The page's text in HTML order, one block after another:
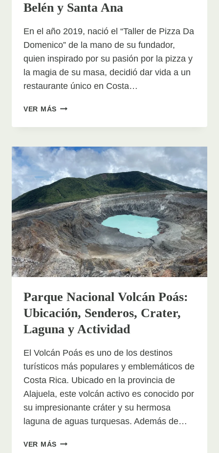
Belén y Santa Ana
En el año 2019, nació el “Taller de Pizza Da
Domenico” de la mano de su fundador,
quien inspirado por su pasión por la pizza y
la magia de su masa, decidió dar vida a un
restaurante único en Costa…
VER MÁS TALLER
PIZZA
DOMENICO:
AUTENTICA
PIZZA
ITALIANA
EN
BELÉN
Y
SANTA
ANA
Parque Nacional Volcán Poás:
Ubicación, Senderos, Crater,
Laguna y Actividad
El Volcán Poás es uno de los destinos
turísticos más populares y emblemáticos de
Costa Rica. Ubicado en la provincia de
Alajuela, este volcán activo es conocido por
su impresionante cráter y su hermosa
laguna de aguas turquesas. Además de…
VER MÁS PARQUE